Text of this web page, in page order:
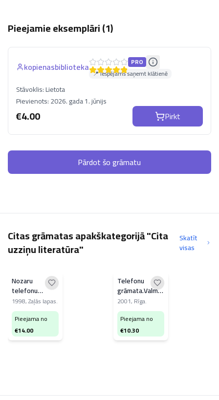
Pieejamie eksemplāri (1)
kopienasbiblioteka
PRO
📍 Iespējams saņemt klātienē
Stāvoklis:Lietota
Pievienots:2026. gada 1. jūnijs
€4.00 Pirkt
Pārdot šo grāmatu
Citas grāmatas apakškategorijā "Cita
uzziņu literatūra"
Skatīt
visas
Nozaru
telefonu
grāmata.Rīga.Rīgas
raj. Jūrmala. '98.
1998,Zaļās lapas.
Pieejama no
€14.00
Telefonu
raj. 2001/02.g
2001, Rīga.
Pieejama no
€10.30